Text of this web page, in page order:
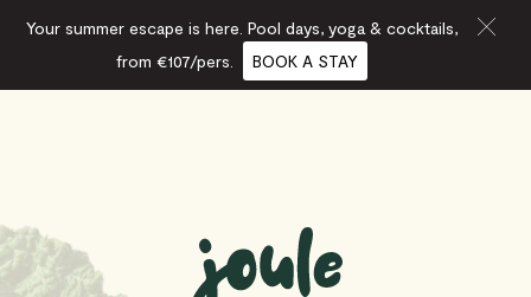
Your summer escape is here. Pool days, yoga & cocktails,
from €107/pers.
BOOK A STAY